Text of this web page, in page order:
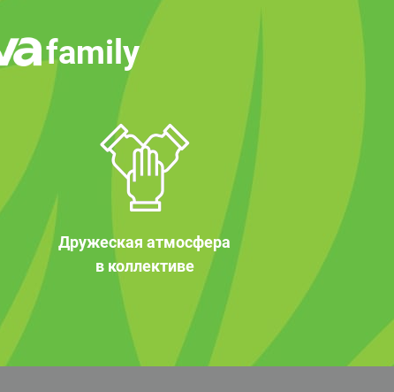
family
Дружеская атмосфера
в коллективе